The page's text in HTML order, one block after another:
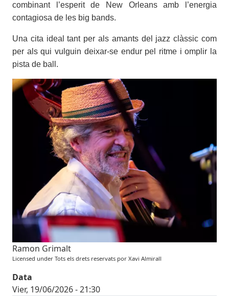
combinant l’esperit de New Orleans amb l’energia
contagiosa de les big bands.
Una cita ideal tant per als amants del jazz clàssic com
per als qui vulguin deixar-se endur pel ritme i omplir la
pista de ball.
Imatges
Imagen
Ramon Grimalt
Licensed under Tots els drets reservats por Xavi Almirall
Data
Vier, 19/06/2026 - 21:30